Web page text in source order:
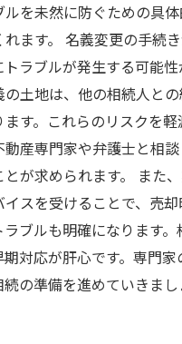
を未然に防ぐための具
れます。 名義変更の手続
トラブルが発生する可能
の土地は、他の相続人と
す。これらのリスクを
動産専門家や弁護士と相
とが求められます。 また
イスを受けることで、売
ブルも明確になります
対応が肝心です。専門
の準備を進めていきまし